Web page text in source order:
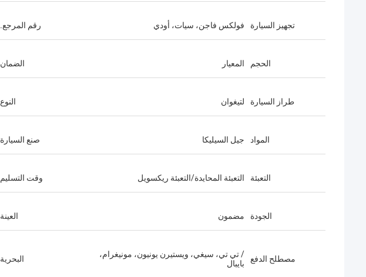
تجهيز السيارة فولكس فاجن، سيات، أودي رقم المرجع.
الحجم المعيار الضمان
طراز السيارة لتيغوان النوع
المواد جيل السيليكا صنع السيارة
التعبئة التعبئة المحايدة/التعبئة ريكسويل وقت التسليم
الجودة مضمون العينة
مصطلح الدفع
/ تي تي، سيغي، ويستيرن يونيون، مونيغرام،
بايبال
البحرية